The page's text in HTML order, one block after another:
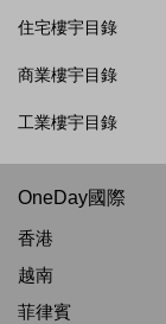
住宅樓宇目錄
商業樓宇目錄
工業樓宇目錄
OneDay國際
香港
越南
菲律賓